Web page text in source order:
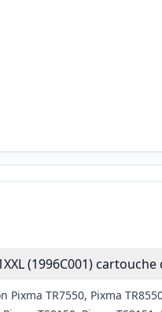
(1996C001)
TR7550, Pixma